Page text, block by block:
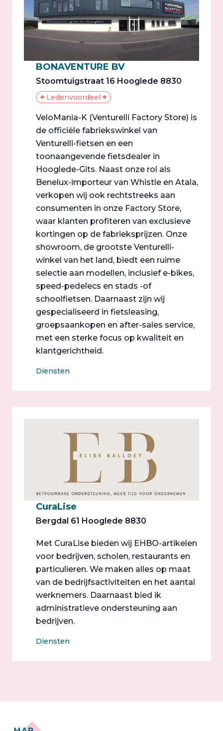
BONAVENTURE BV
Stoomtuigstraat 16 Hooglede 8830
Ledenvoordeel
VeloMania-K (Venturelli Factory Store) is
de officiële fabriekswinkel van
Venturelli-fietsen en een
toonaangevende fietsdealer in
Hooglede-Gits. Naast onze rol als
Benelux-importeur van Whistle en Atala,
verkopen wij ook rechtstreeks aan
consumenten in onze Factory Store,
waar klanten profiteren van exclusieve
kortingen op de fabrieksprijzen. Onze
showroom, de grootste Venturelli-
winkel van het land, biedt een ruime
selectie aan modellen, inclusief e-bikes,
speed-pedelecs en stads -of
schoolfietsen. Daarnaast zijn wij
gespecialiseerd in fietsleasing,
groepsaankopen en after-sales service,
met een sterke focus op kwaliteit en
klantgerichtheid.
Diensten
CuraLise
Bergdal 61 Hooglede 8830
Met CuraLise bieden wij EHBO-artikelen
voor bedrijven, scholen, restaurants en
particulieren. We maken alles op maat
van de bedrijfsactiviteiten en het aantal
werknemers. Daarnaast bied ik
administratieve ondersteuning aan
bedrijven.
Diensten